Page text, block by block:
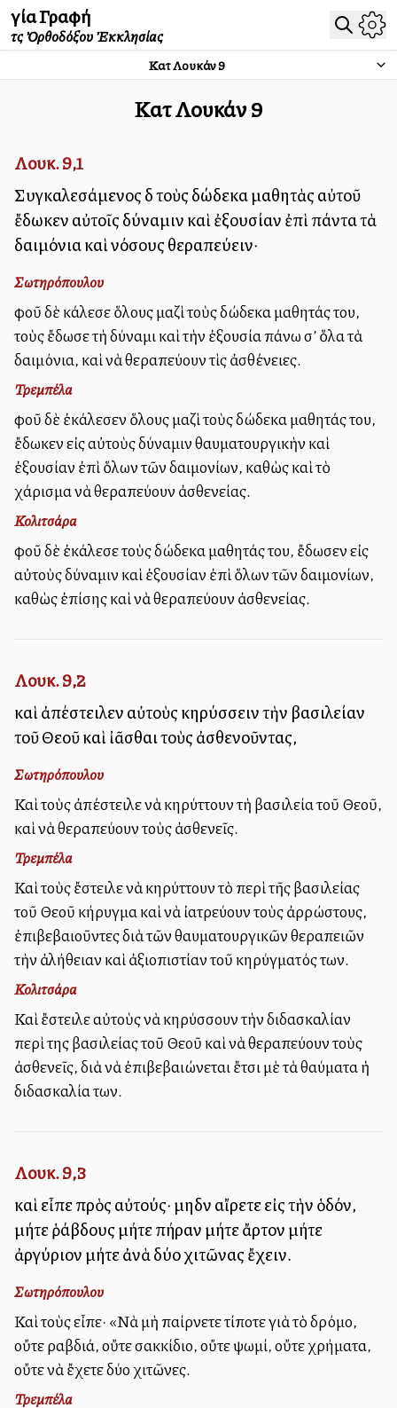
Ἁγία Γραφή
τῆς Ὀρθοδόξου Ἐκκλησίας
Κατὰ Λουκάν9
Κατὰ Λουκάν9
Λουκ. 9,1
Συγκαλεσάμενος δὲ τοὺς δώδεκα μαθητὰς αὐτοῦ
ἔδωκεν αὐτοῖς δύναμιν καὶ ἐξουσίαν ἐπὶ πάντα τὰ
δαιμόνια καὶ νόσους θεραπεύειν·
Σωτηρόπουλου
Ἀφοῦ δὲ κάλεσε ὅλους μαζὶ τοὺς δώδεκα μαθητάς του,
τοὺς ἔδωσε τὴ δύναμι καὶ τὴν ἐξουσία πάνω σ’ ὅλα τὰ
δαιμόνια, καὶ νὰ θεραπεύουν τὶς ἀσθένειες.
Τρεμπέλα
Ἀφοῦ δὲ ἐκάλεσεν ὅλους μαζὶ τοὺς δώδεκα μαθητάς του,
ἔδωκεν εἰς αὐτοὺς δύναμιν θαυματουργικὴν καὶ
ἐξουσίαν ἐπὶ ὅλων τῶν δαιμονίων, καθὼς καὶ τὸ
χάρισμα νὰ θεραπεύουν ἀσθενείας.
Κολιτσάρα
Ἀφοῦ δὲ ἐκάλεσε τοὺς δώδεκα μαθητάς του, ἔδωσεν εἰς
αὐτοὺς δύναμιν καὶ ἐξουσίαν ἐπὶ ὅλων τῶν δαιμονίων,
καθὼς ἐπίσης καὶ νὰ θεραπεύουν ἀσθενείας.
Λουκ. 9,2
καὶ ἀπέστειλεν αὐτοὺς κηρύσσειν τὴν βασιλείαν
τοῦ Θεοῦ καὶ ἰᾶσθαι τοὺς ἀσθενοῦντας,
Σωτηρόπουλου
Καὶ τοὺς ἀπέστειλε νὰ κηρύττουν τὴ βασιλεία τοῦ Θεοῦ,
καὶ νὰ θεραπεύουν τοὺς ἀσθενεῖς.
Τρεμπέλα
Καὶ τοὺς ἔστειλε νὰ κηρύττουν τὸ περὶ τῆς βασιλείας
τοῦ Θεοῦ κήρυγμα καὶ νὰ ἰατρεύουν τοὺς ἀρρώστους,
ἐπιβεβαιοῦντες διὰ τῶν θαυματουργικῶν θεραπειῶν
τὴν ἀλήθειαν καὶ ἀξιοπιστίαν τοῦ κηρύγματός των.
Κολιτσάρα
Καὶ ἔστειλε αὐτοὺς νὰ κηρύσσουν τὴν διδασκαλίαν
περὶ της βασιλείας τοῦ Θεοῦ καὶ νὰ θεραπεύουν τοὺς
ἀσθενεῖς, διὰ νὰ ἐπιβεβαιώνεται ἔτσι μὲ τὰ θαύματα ἡ
διδασκαλία των.
Λουκ. 9,3
καὶ εἶπε πρὸς αὐτούς· μηδὲν αἴρετε εἰς τὴν ὁδόν,
μήτε ῥάβδους μήτε πήραν μήτε ἄρτον μήτε
ἀργύριον μήτε ἀνὰ δύο χιτῶνας ἔχειν.
Σωτηρόπουλου
Καὶ τοὺς εἶπε· «Νὰ μὴ παίρνετε τίποτε γιὰ τὸ δρόμο,
οὔτε ραβδιά, οὔτε σακκίδιο, οὔτε ψωμί, οὔτε χρήματα,
οὔτε νὰ ἔχετε δύο χιτῶνες.
Τρεμπέλα